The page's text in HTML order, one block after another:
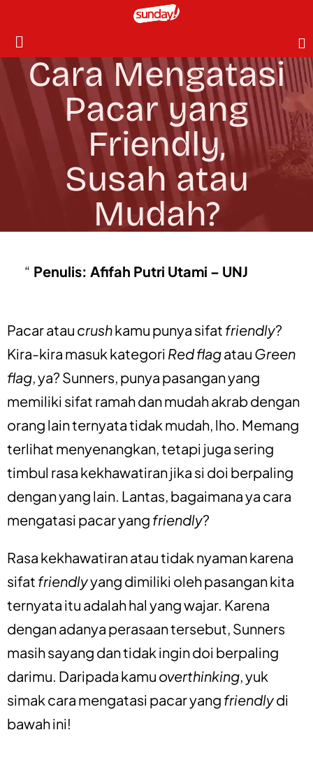
Cara Mengatasi
Pacar yang
Friendly,
Susah atau
Mudah?
Penulis: Afifah Putri Utami – UNJ
Pacar atau crushkamu punya sifat friendly?
Kira-kira masuk kategori Red flagatau Green
flag, ya? Sunners, punya pasangan yang
memiliki sifat ramah dan mudah akrab dengan
orang lain ternyata tidak mudah, lho. Memang
terlihat menyenangkan, tetapi juga sering
timbul rasa kekhawatiran jika si doi berpaling
dengan yang lain. Lantas, bagaimana ya cara
mengatasi pacar yang friendly?
Rasa kekhawatiran atau tidak nyaman karena
sifat friendlyyang dimiliki oleh pasangan kita
ternyata itu adalah hal yang wajar. Karena
dengan adanya perasaan tersebut, Sunners
masih sayang dan tidak ingin doi berpaling
darimu. Daripada kamu overthinking, yuk
simak cara mengatasi pacar yang friendlydi
bawah ini!